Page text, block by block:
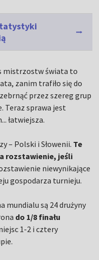
mistrzostw świata to
zanim trafiło się do
przez szereg grup
Teraz sprawa jest
łatwiejsza.
– Polski i Słowenii. Te
rozstawienie, jeśli
niewynikające
gospodarza turnieju.
mundialu są 24 drużyny
do 1/8 finału
1-2 i cztery